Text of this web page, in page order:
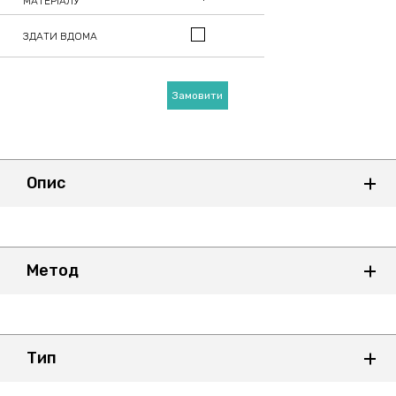
ЗДАТИ ВДОМА
Замовити
Опис
Метод
Тип